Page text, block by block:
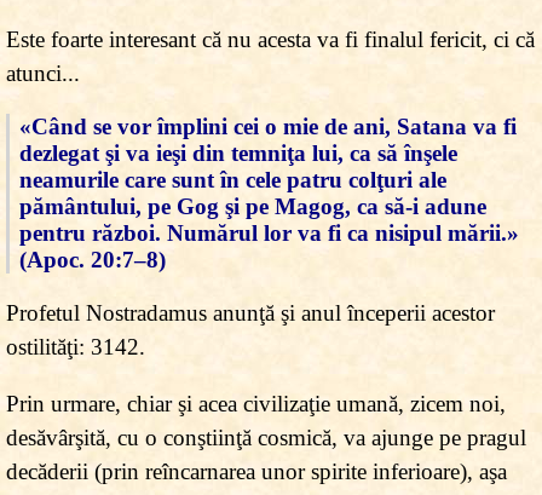
Este foarte interesant că nu acesta va fi finalul fericit, ci că
atunci...
«Când se vor împlini cei o mie de ani, Satana va fi
dezlegat şi va ieşi din temniţa lui, ca să înşele
neamurile care sunt în cele patru colţuri ale
pământului, pe Gog şi pe Magog, ca să-i adune
pentru război. Numărul lor va fi ca nisipul mării.»
(Apoc. 20:7–8)
Profetul Nostradamus anunţă şi anul începerii acestor
ostilităţi: 3142.
Prin urmare, chiar şi acea civilizaţie umană, zicem noi,
desăvârşită, cu o conştiinţă cosmică, va ajunge pe pragul
decăderii (prin reîncarnarea unor spirite inferioare), aşa